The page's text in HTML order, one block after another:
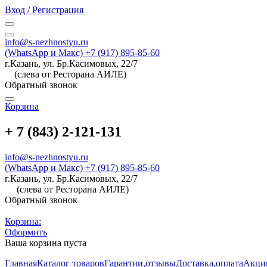
Вход / Регистрация
info@s-nezhnostyu.ru
(WhatsApp и Макс) +7 (917) 895-85-60
г.Казань, ул. Бр.Касимовых, 22/7
(слева от Ресторана АИЛЕ)
Обратный звонок
Корзина
+ 7 (843) 2-121-131
info@s-nezhnostyu.ru
(WhatsApp и Макс) +7 (917) 895-85-60
г.Казань, ул. Бр.Касимовых, 22/7
(слева от Ресторана АИЛЕ)
Обратный звонок
Корзина:
Оформить
Ваша корзина пуста
ГлавнаяКаталог товаровГарантии,отзывыДоставка,оплата